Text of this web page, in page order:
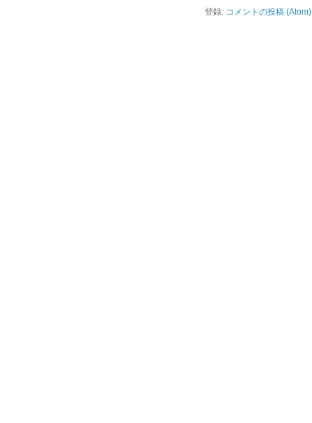
登録: コメントの投稿 (Atom)